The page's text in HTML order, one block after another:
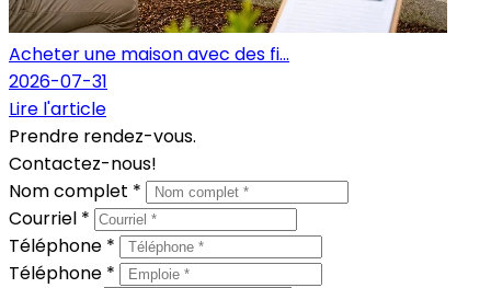
Acheter une maison avec des fi...
2026-07-31
Lire l'article
Prendre rendez-vous.
Contactez-nous!
Nom complet *
Courriel *
Téléphone *
Téléphone *